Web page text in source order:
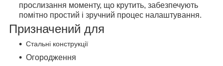
прослизання моменту, що крутить, забезпечують
помітно простий і зручний процес налаштування.
Призначений для
Стальні конструкції
Огородження